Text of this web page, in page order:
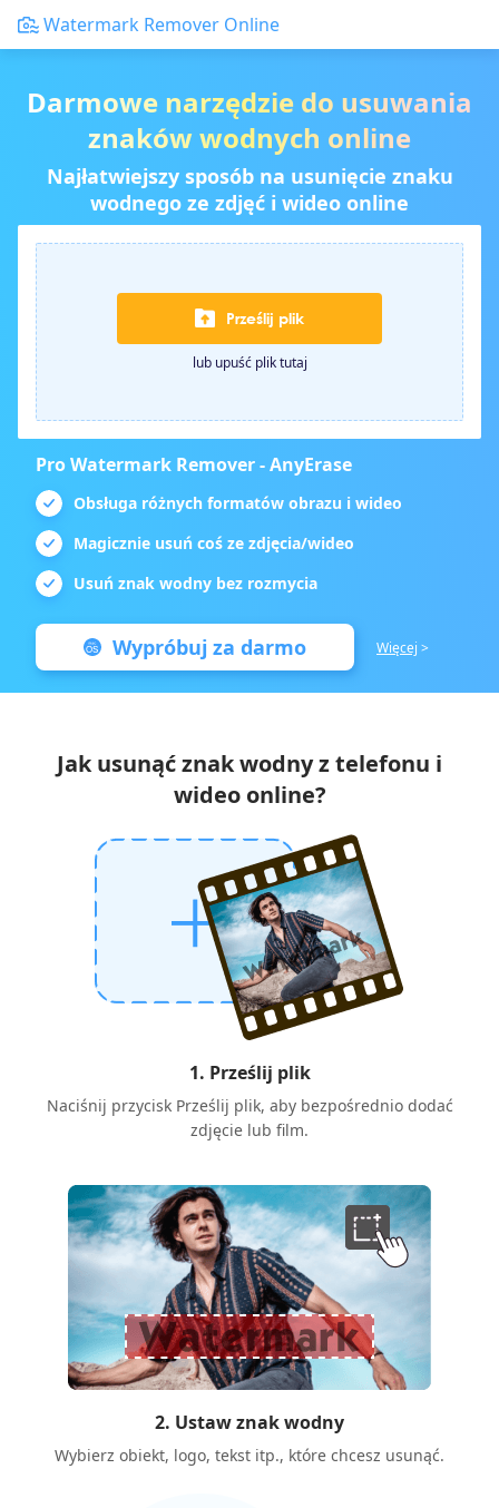
Watermark Remover Online
Darmowe narzędzie do usuwania
znaków wodnych online
Najłatwiejszy sposób na usunięcie znaku
wodnego ze zdjęć i wideo online
Prześlij plik
lub upuść plik tutaj
Pro Watermark Remover - AnyErase
Obsługa różnych formatów obrazu i wideo
Magicznie usuń coś ze zdjęcia/wideo
Usuń znak wodny bez rozmycia
Wypróbuj za darmo Więcej >
Jak usunąć znak wodny z telefonu i
wideo online?
1. Prześlij plik
Naciśnij przycisk Prześlij plik, aby bezpośrednio dodać
zdjęcie lub film.
2. Ustaw znak wodny
Wybierz obiekt, logo, tekst itp., które chcesz usunąć.